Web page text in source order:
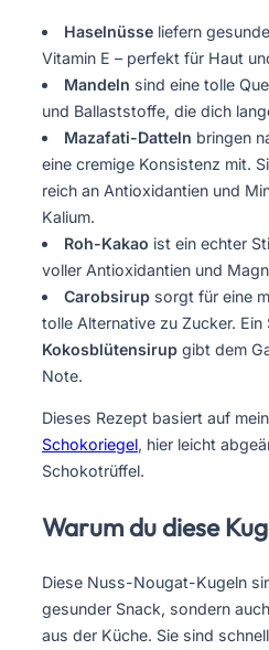
Haselnüsse liefern
Vitamin E – perfekt für Haut
Mandeln sind eine tolle
und Ballaststoffe, die dich
Mazafati-Datteln bringen
eine cremige Konsistenz mit.
reich an Antioxidantien und
Kalium.
Roh-Kakao ist ein echter
voller Antioxidantien und
Carobsirup sorgt für eine
tolle Alternative zu Zucker. Ein
Kokosblütensirup gibt dem
Note.
Dieses Rezept basiert auf
Schokoriegel, hier leicht
Schokotrüffel.
Warum du diese
Diese Nuss-Nougat-Kugeln
gesunder Snack, sondern
aus der Küche. Sie sind